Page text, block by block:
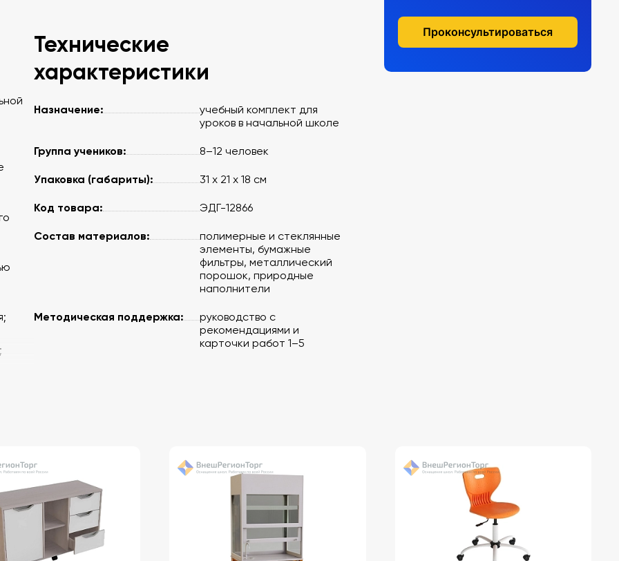
Проконсультироваться
Технические
характеристики
Назначение:
учебный комплект для
уроков в начальной школе
Группа учеников: 8–12 человек
Упаковка (габариты): 31 х 21 х 18 см
Код товара: ЭДГ-12866
Состав материалов:
полимерные и стеклянные
элементы, бумажные
фильтры, металлический
порошок, природные
наполнители
Методическая поддержка:
руководство с
рекомендациями и
карточки работ 1–5